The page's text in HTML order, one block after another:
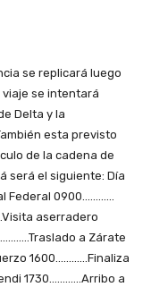
se replicará luego
viaje se intentará
Delta y la
esta previsto
de la cadena de
será el siguiente: Día
Federal 0900…………
aserradero
a Zárate
1600…………Finaliza
1730…………Arribo a